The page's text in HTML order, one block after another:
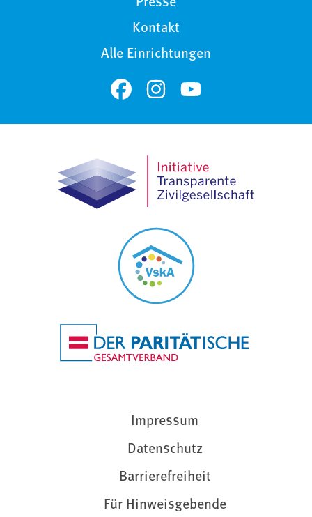
Presse
Kontakt
Alle Einrichtungen
Impressum
Datenschutz
Barrierefreiheit
Für Hinweisgebende